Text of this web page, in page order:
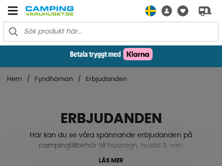
Hem Fyndhörnan Erbjudanden
ERBJUDANDEN
Här kan du se våra spännande erbjudanden på
campingtillbehör till husvagn, husbil & van.
LÄS MER